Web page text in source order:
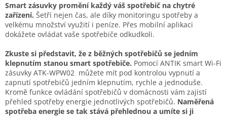
Smart zásuvky promění každý váš spotřebič na chytré
zařízení. Šetří nejen čas, ale díky monitoringu spotřeby a
velkému množství využití i peníze. Přes mobilní aplikaci
dokážete ovládat vaše spotřebiče odkudkoli.
Zkuste si představit, že z běžných spotřebičů se jedním
klepnutím stanou smart spotřebiče. Pomocí ANTIK smart Wi-Fi
zásuvky ATK-WPW02 můžete mít pod kontrolou vypnutí a
zapnutí spotřebičů jedním klepnutím, rychle a jednoduše.
Kromě funkce ovládání spotřebičů v domácnosti vám zajistí
přehled spotřeby energie jednotlivých spotřebičů. Naměřená
spotřeba energie se tak stává přehlednou a umíte si ji